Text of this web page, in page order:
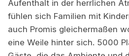
Aufenthalt in der herrlichen
fühlen sich Familien mit
auch Promis gleichermaßen
eine Weile hinter sich. 5000